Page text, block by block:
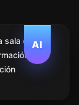
AI
de